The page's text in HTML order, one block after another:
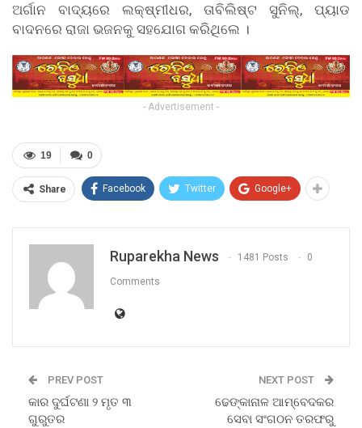
ଅର୍ଗାନ ବାଦ୍ୟରେ ଲକ୍ଷ୍ମୀଧର, ତାବିଲିଷ୍ଟ ସୁନିଲ୍, ପ୍ୟାଡ
ବାଦନରେ ରାଜା ଭଜନକୁ ସହଯୋଗ କରିଥିଲେ ।
- Advertisement -
0
19
Share Facebook Twitter Google+
Ruparekha News 1481 Posts 0
Comments
PREV POST
କାର ଦୁର୍ଘଟଣା ୨ ମୃତ ୩
ଗୁରୁତର
NEXT POST
ଢେଙ୍କାନାଳ ଆମ୍ବେଦକର
ସେବା ସଂଗଠନ ତରଫରୁ